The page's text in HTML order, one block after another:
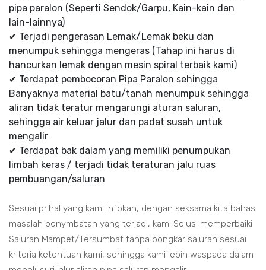
pipa paralon (Seperti Sendok/Garpu, Kain-kain dan
lain-lainnya)
✔ Terjadi pengerasan Lemak/Lemak beku dan
menumpuk sehingga mengeras (Tahap ini harus di
hancurkan lemak dengan mesin spiral terbaik kami)
✔ Terdapat pembocoran Pipa Paralon sehingga
Banyaknya material batu/tanah menumpuk sehingga
aliran tidak teratur mengarungi aturan saluran,
sehingga air keluar jalur dan padat susah untuk
mengalir
✔ Terdapat bak dalam yang memiliki penumpukan
limbah keras / terjadi tidak teraturan jalu ruas
pembuangan/saluran
Sesuai prihal yang kami infokan, dengan seksama kita bahas
masalah penymbatan yang terjadi, kami Solusi memperbaiki
Saluran Mampet/Tersumbat tanpa bongkar saluran sesuai
kriteria ketentuan kami, sehingga kami lebih waspada dalam